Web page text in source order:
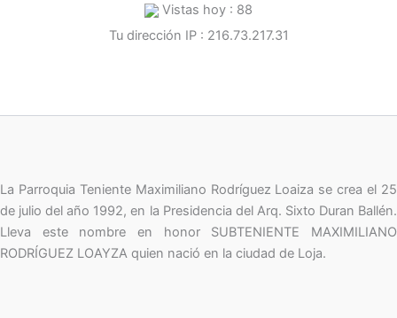
Vistas hoy : 88
Tu dirección IP : 216.73.217.31
La Parroquia Teniente Maximiliano Rodríguez Loaiza se crea el 25
de julio del año 1992, en la Presidencia del Arq. Sixto Duran Ballén.
Lleva este nombre en honor SUBTENIENTE MAXIMILIANO
RODRÍGUEZ LOAYZA quien nació en la ciudad de Loja.